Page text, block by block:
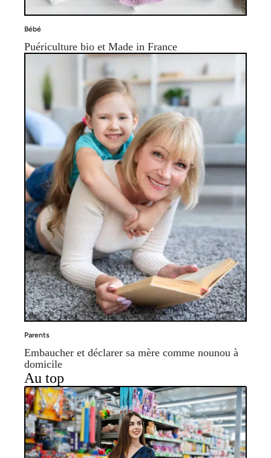
Bébé
Puériculture bio et Made in France
Parents
Embaucher et déclarer sa mère comme nounou à
domicile
Au top